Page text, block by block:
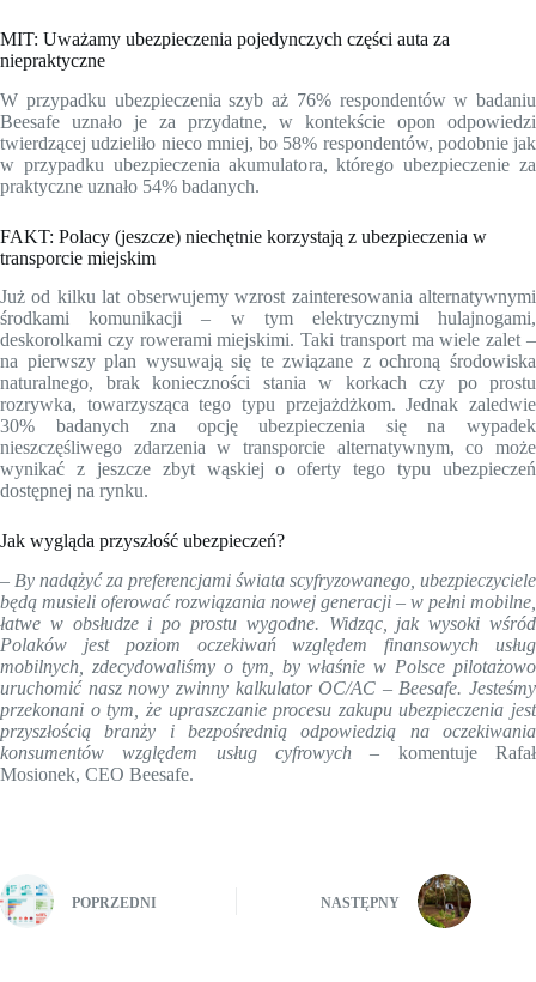
MIT: Uważamy ubezpieczenia pojedynczych części auta za
niepraktyczne
W przypadku ubezpieczenia szyb aż 76% respondentów w badaniu
Beesafe uznało je za przydatne, w kontekście opon odpowiedzi
twierdzącej udzieliło nieco mniej, bo 58% respondentów, podobnie jak
w przypadku ubezpieczenia akumulatora, którego ubezpieczenie za
praktyczne uznało 54% badanych.
FAKT: Polacy (jeszcze) niechętnie korzystają z ubezpieczenia w
transporcie miejskim
Już od kilku lat obserwujemy wzrost zainteresowania alternatywnymi
środkami komunikacji – w tym elektrycznymi hulajnogami,
deskorolkami czy rowerami miejskimi. Taki transport ma wiele zalet –
na pierwszy plan wysuwają się te związane z ochroną środowiska
naturalnego, brak konieczności stania w korkach czy po prostu
rozrywka, towarzysząca tego typu przejażdżkom. Jednak zaledwie
30% badanych zna opcję ubezpieczenia się na wypadek
nieszczęśliwego zdarzenia w transporcie alternatywnym, co może
wynikać z jeszcze zbyt wąskiej o oferty tego typu ubezpieczeń
dostępnej na rynku.
Jak wygląda przyszłość ubezpieczeń?
– By nadążyć za preferencjami świata scyfryzowanego, ubezpieczyciele
będą musieli oferować rozwiązania nowej generacji – w pełni mobilne,
łatwe w obsłudze i po prostu wygodne. Widząc, jak wysoki wśród
Polaków jest poziom oczekiwań względem finansowych usług
mobilnych, zdecydowaliśmy o tym, by właśnie w Polsce pilotażowo
uruchomić nasz nowy zwinny kalkulator OC/AC – Beesafe. Jesteśmy
przekonani o tym, że upraszczanie procesu zakupu ubezpieczenia jest
przyszłością branży i bezpośrednią odpowiedzią na oczekiwania
konsumentów względem usług cyfrowych – komentuje Rafał
Mosionek, CEO Beesafe.
POPRZEDNI NASTĘPNY